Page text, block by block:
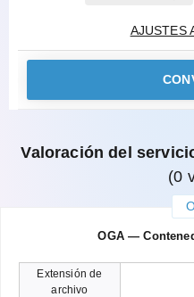
AJUSTES
Valoración del
(0
OGA —
Extensión de
archivo